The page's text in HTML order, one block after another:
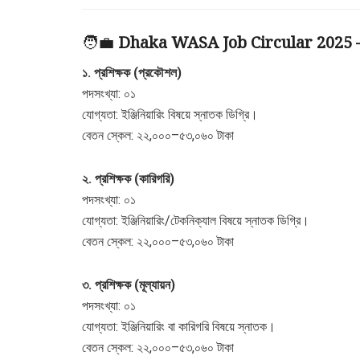
🧑‍💼 Dhaka WASA Job Circular 2025
১. প্রশিক্ষক (প্রকৌশল)
পদসংখ্যা: ০১
যোগ্যতা: ইঞ্জিনিয়ারিং বিষয়ে স্নাতক ডিগ্রি।
বেতন স্কেল: ২২,০০০–৫৩,০৬০ টাকা
২. প্রশিক্ষক (কারিগরি)
পদসংখ্যা: ০১
যোগ্যতা: ইঞ্জিনিয়ারিং/টেকনিক্যাল বিষয়ে স্নাতক ডিগ্রি।
বেতন স্কেল: ২২,০০০–৫৩,০৬০ টাকা
৩. প্রশিক্ষক (মূল্যায়ন)
পদসংখ্যা: ০১
যোগ্যতা: ইঞ্জিনিয়ারিং বা কারিগরি বিষয়ে স্নাতক।
বেতন স্কেল: ২২,০০০–৫৩,০৬০ টাকা